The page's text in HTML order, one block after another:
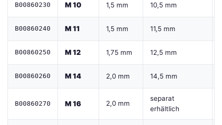
B00860230 M 10 1,5 mm 10,5 mm
B00860240 M 11 1,5 mm 11,5 mm
B00860250 M 12 1,75 mm 12,5 mm
B00860260 M 14 2,0 mm 14,5 mm
B00860270 M 16 2,0 mm
separat
erhältlich